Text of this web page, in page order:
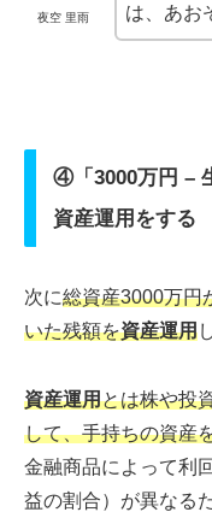
夜空 里雨
は、あお
④「3000万円 –
資産運用をする
次に総資産3000万円
いた残額を資産運用
資産運用とは株や投
して、手持ちの資産
金融商品によって利
益の割合）が異なる